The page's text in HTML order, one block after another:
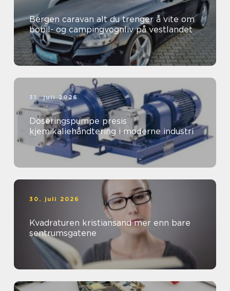
Bergen caravan alt du trenger å vite om
bobil- og campingvognliv på vestlandet
31. juli 2026
Doseringspumpe presis
kjemikaliehåndtering i moderne industri
30. juli 2026
Kvadraturen kristiansand mer enn bare
sentrumsgatene